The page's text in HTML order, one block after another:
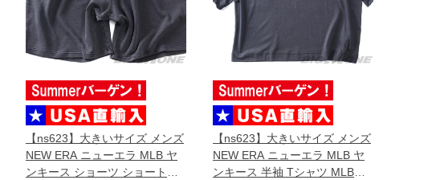
【ns623】大きいサイズ メンズ
NEW ERA ニューエラ MLB ヤ
ンキース ショーツ ショートパ
【ns623】大きいサイズ メンズ
NEW ERA ニューエラ MLB ヤ
ンキース 半袖 Tシャツ MLB